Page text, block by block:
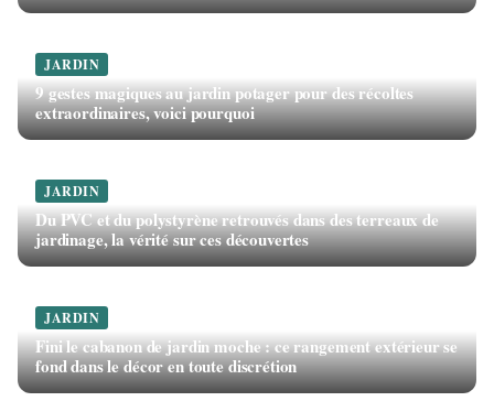
JARDIN
9 gestes magiques au jardin potager pour des récoltes
extraordinaires, voici pourquoi
JARDIN
Du PVC et du polystyrène retrouvés dans des terreaux de
jardinage, la vérité sur ces découvertes
JARDIN
Fini le cabanon de jardin moche : ce rangement extérieur se
fond dans le décor en toute discrétion